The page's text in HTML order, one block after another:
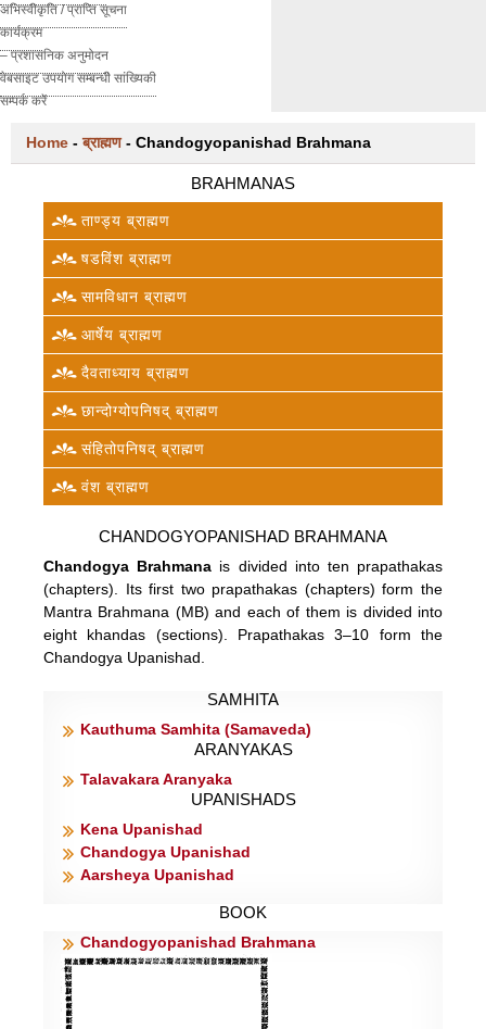
अभिस्वीकृति / प्राप्ति सूचना
कार्यक्रम
– प्रशासनिक अनुमोदन
वेबसाइट उपयोग सम्बन्धी सांख्यिकी
सम्पर्क करें
Home -ब्राह्मण- Chandogyopanishad Brahmana
BRAHMANAS
ताण्ड्य ब्राह्मण
षडविंश ब्राह्मण
सामविधान ब्राह्मण
आर्षेय ब्राह्मण
दैवताध्याय ब्राह्मण
छान्दोग्योपनिषद् ब्राह्मण
संहितोपनिषद् ब्राह्मण
वंश ब्राह्मण
CHANDOGYOPANISHAD BRAHMANA
Chandogya Brahmana is divided into ten prapathakas
(chapters). Its first two prapathakas (chapters) form the
Mantra Brahmana (MB) and each of them is divided into
eight khandas (sections). Prapathakas 3–10 form the
Chandogya Upanishad.
SAMHITA
Kauthuma Samhita (Samaveda)
ARANYAKAS
Talavakara Aranyaka
UPANISHADS
Kena Upanishad
Chandogya Upanishad
Aarsheya Upanishad
BOOK
Chandogyopanishad Brahmana